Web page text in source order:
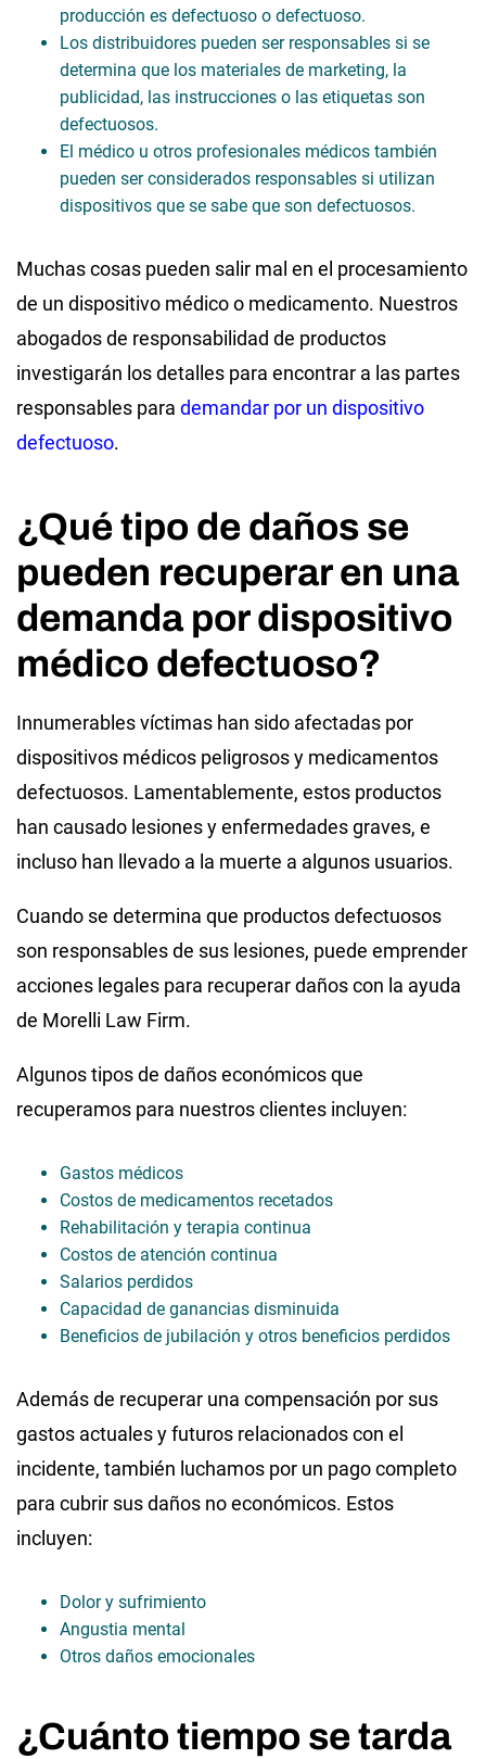
producción es defectuoso o defectuoso.
Los distribuidores pueden ser responsables si se
determina que los materiales de marketing, la
publicidad, las instrucciones o las etiquetas son
defectuosos.
El médico u otros profesionales médicos también
pueden ser considerados responsables si utilizan
dispositivos que se sabe que son defectuosos.
Muchas cosas pueden salir mal en el procesamiento
de un dispositivo médico o medicamento. Nuestros
abogados de responsabilidad de productos
investigarán los detalles para encontrar a las partes
responsables para demandar por un dispositivo
defectuoso.
¿Qué tipo de daños se
pueden recuperar en una
demanda por dispositivo
médico defectuoso?
Innumerables víctimas han sido afectadas por
dispositivos médicos peligrosos y medicamentos
defectuosos. Lamentablemente, estos productos
han causado lesiones y enfermedades graves, e
incluso han llevado a la muerte a algunos usuarios.
Cuando se determina que productos defectuosos
son responsables de sus lesiones, puede emprender
acciones legales para recuperar daños con la ayuda
de Morelli Law Firm.
Algunos tipos de daños económicos que
recuperamos para nuestros clientes incluyen:
Gastos médicos
Costos de medicamentos recetados
Rehabilitación y terapia continua
Costos de atención continua
Salarios perdidos
Capacidad de ganancias disminuida
Beneficios de jubilación y otros beneficios perdidos
Además de recuperar una compensación por sus
gastos actuales y futuros relacionados con el
incidente, también luchamos por un pago completo
para cubrir sus daños no económicos. Estos
incluyen:
Dolor y sufrimiento
Angustia mental
Otros daños emocionales
¿Cuánto tiempo se tarda